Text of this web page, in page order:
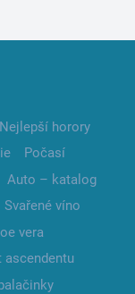
Nejlepší horory
Počasí
Auto – katalog
Svařené víno
vera
ascendentu